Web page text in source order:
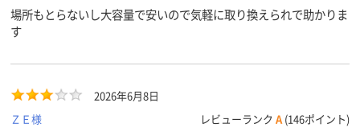
場所もとらないし大容量で安いので気軽に取り換えられで助かりま
す
2026年6月8日
ＺＥ様
レビューランク A (146ポイント)